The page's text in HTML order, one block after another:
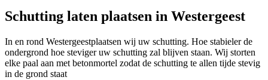
Schutting laten plaatsen in Westergeest
In en rond Westergeestplaatsen wij uw schutting. Hoe stabieler de
ondergrond hoe steviger uw schutting zal blijven staan. Wij storten
elke paal aan met betonmortel zodat de schutting te allen tijde stevig
in de grond staat